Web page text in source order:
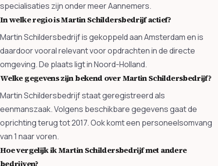
specialisaties zijn onder meer Aannemers.
In welke regio is Martin Schildersbedrijf actief?
Martin Schildersbedrijf is gekoppeld aan Amsterdam en is
daardoor vooral relevant voor opdrachten in de directe
omgeving. De plaats ligt in Noord-Holland.
Welke gegevens zijn bekend over Martin Schildersbedrijf?
Martin Schildersbedrijf staat geregistreerd als
eenmanszaak. Volgens beschikbare gegevens gaat de
oprichting terug tot 2017. Ook komt een personeelsomvang
van 1 naar voren.
Hoe vergelijk ik Martin Schildersbedrijf met andere
bedrijven?